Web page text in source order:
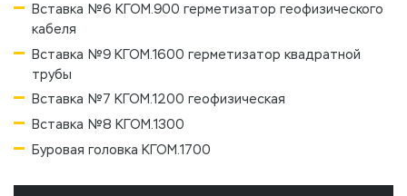
Вставка №6 КГОМ.900 герметизатор геофизического
кабеля
Вставка №9 КГОМ.1600 герметизатор квадратной
трубы
Вставка №7 КГОМ.1200 геофизическая
Вставка №8 КГОМ.1300
Буровая головка КГОМ.1700